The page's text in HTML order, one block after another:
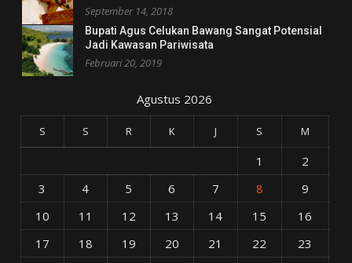
September 14, 2018
Bupati Agus Celukan Bawang Sangat Potensial
Jadi Kawasan Pariwisata
Februari 20, 2019
Agustus 2026
S S R K J S M
1
2
3
4 5 6 7 8
9
10
11 12 13 14 15
16
17
18 19 20 21 22
23